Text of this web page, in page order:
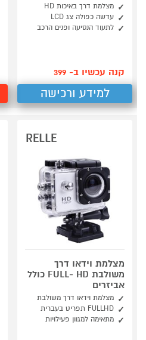
מצלמת דרך באיכות HD
עדשה כפולה צג LCD
לתעוד הנסיעה ופנים הרכב
קנה עכשיו ב- 399
למידע ורכישה
RELLE
מצלמת וידאו דרך
משולבת FULL- HD כולל
אביזרים
מצלמת וידאו דרך משולבת
FULLHD תפריט בעברית
מתאימה למגוון פעילויות